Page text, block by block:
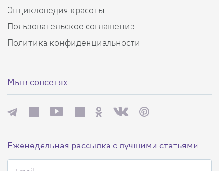
Энциклопедия красоты
Пользовательское соглашение
Политика конфиденциальности
Мы в соцсетях
Еженедельная рассылка с лучшими статьями